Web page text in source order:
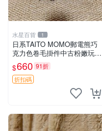
水星百貨 1
日系TAITO MOMO郵電熊巧
克力色卷毛掛件中古粉嫩玩偶
微瑕推薦 postpet momo 郵
電熊 中古玩偶
$660 91折
折扣碼